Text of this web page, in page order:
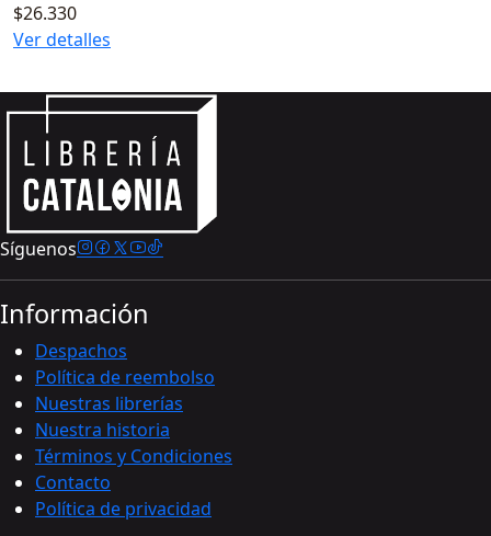
$26.330
Ver detalles
Síguenos
Información
Despachos
Política de reembolso
Nuestras librerías
Nuestra historia
Términos y Condiciones
Contacto
Política de privacidad